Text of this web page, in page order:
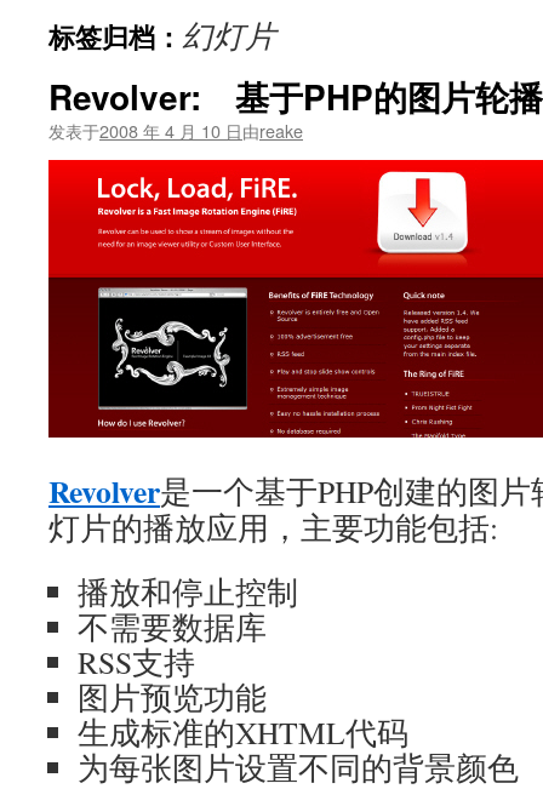
文标签归档： 幻灯片
Revolver: 基于PHP的图片轮
发表于2008 年 4 月 10 日由reake
Revolver是一个基于PHP创建的图
灯片的播放应用，主要功能包括:
播放和停止控制
不需要数据库
RSS支持
图片预览功能
生成标准的XHTML代码
为每张图片设置不同的背景颜色